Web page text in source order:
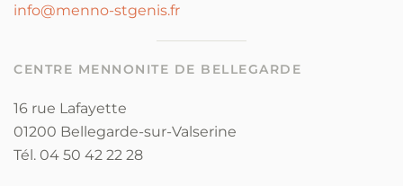
info@menno-stgenis.fr
CENTRE MENNONITE DE BELLEGARDE
16 rue Lafayette
01200 Bellegarde-sur-Valserine
Tél. 04 50 42 22 28